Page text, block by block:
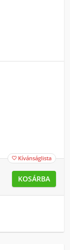
 Kívánságlista
KOSÁRBA